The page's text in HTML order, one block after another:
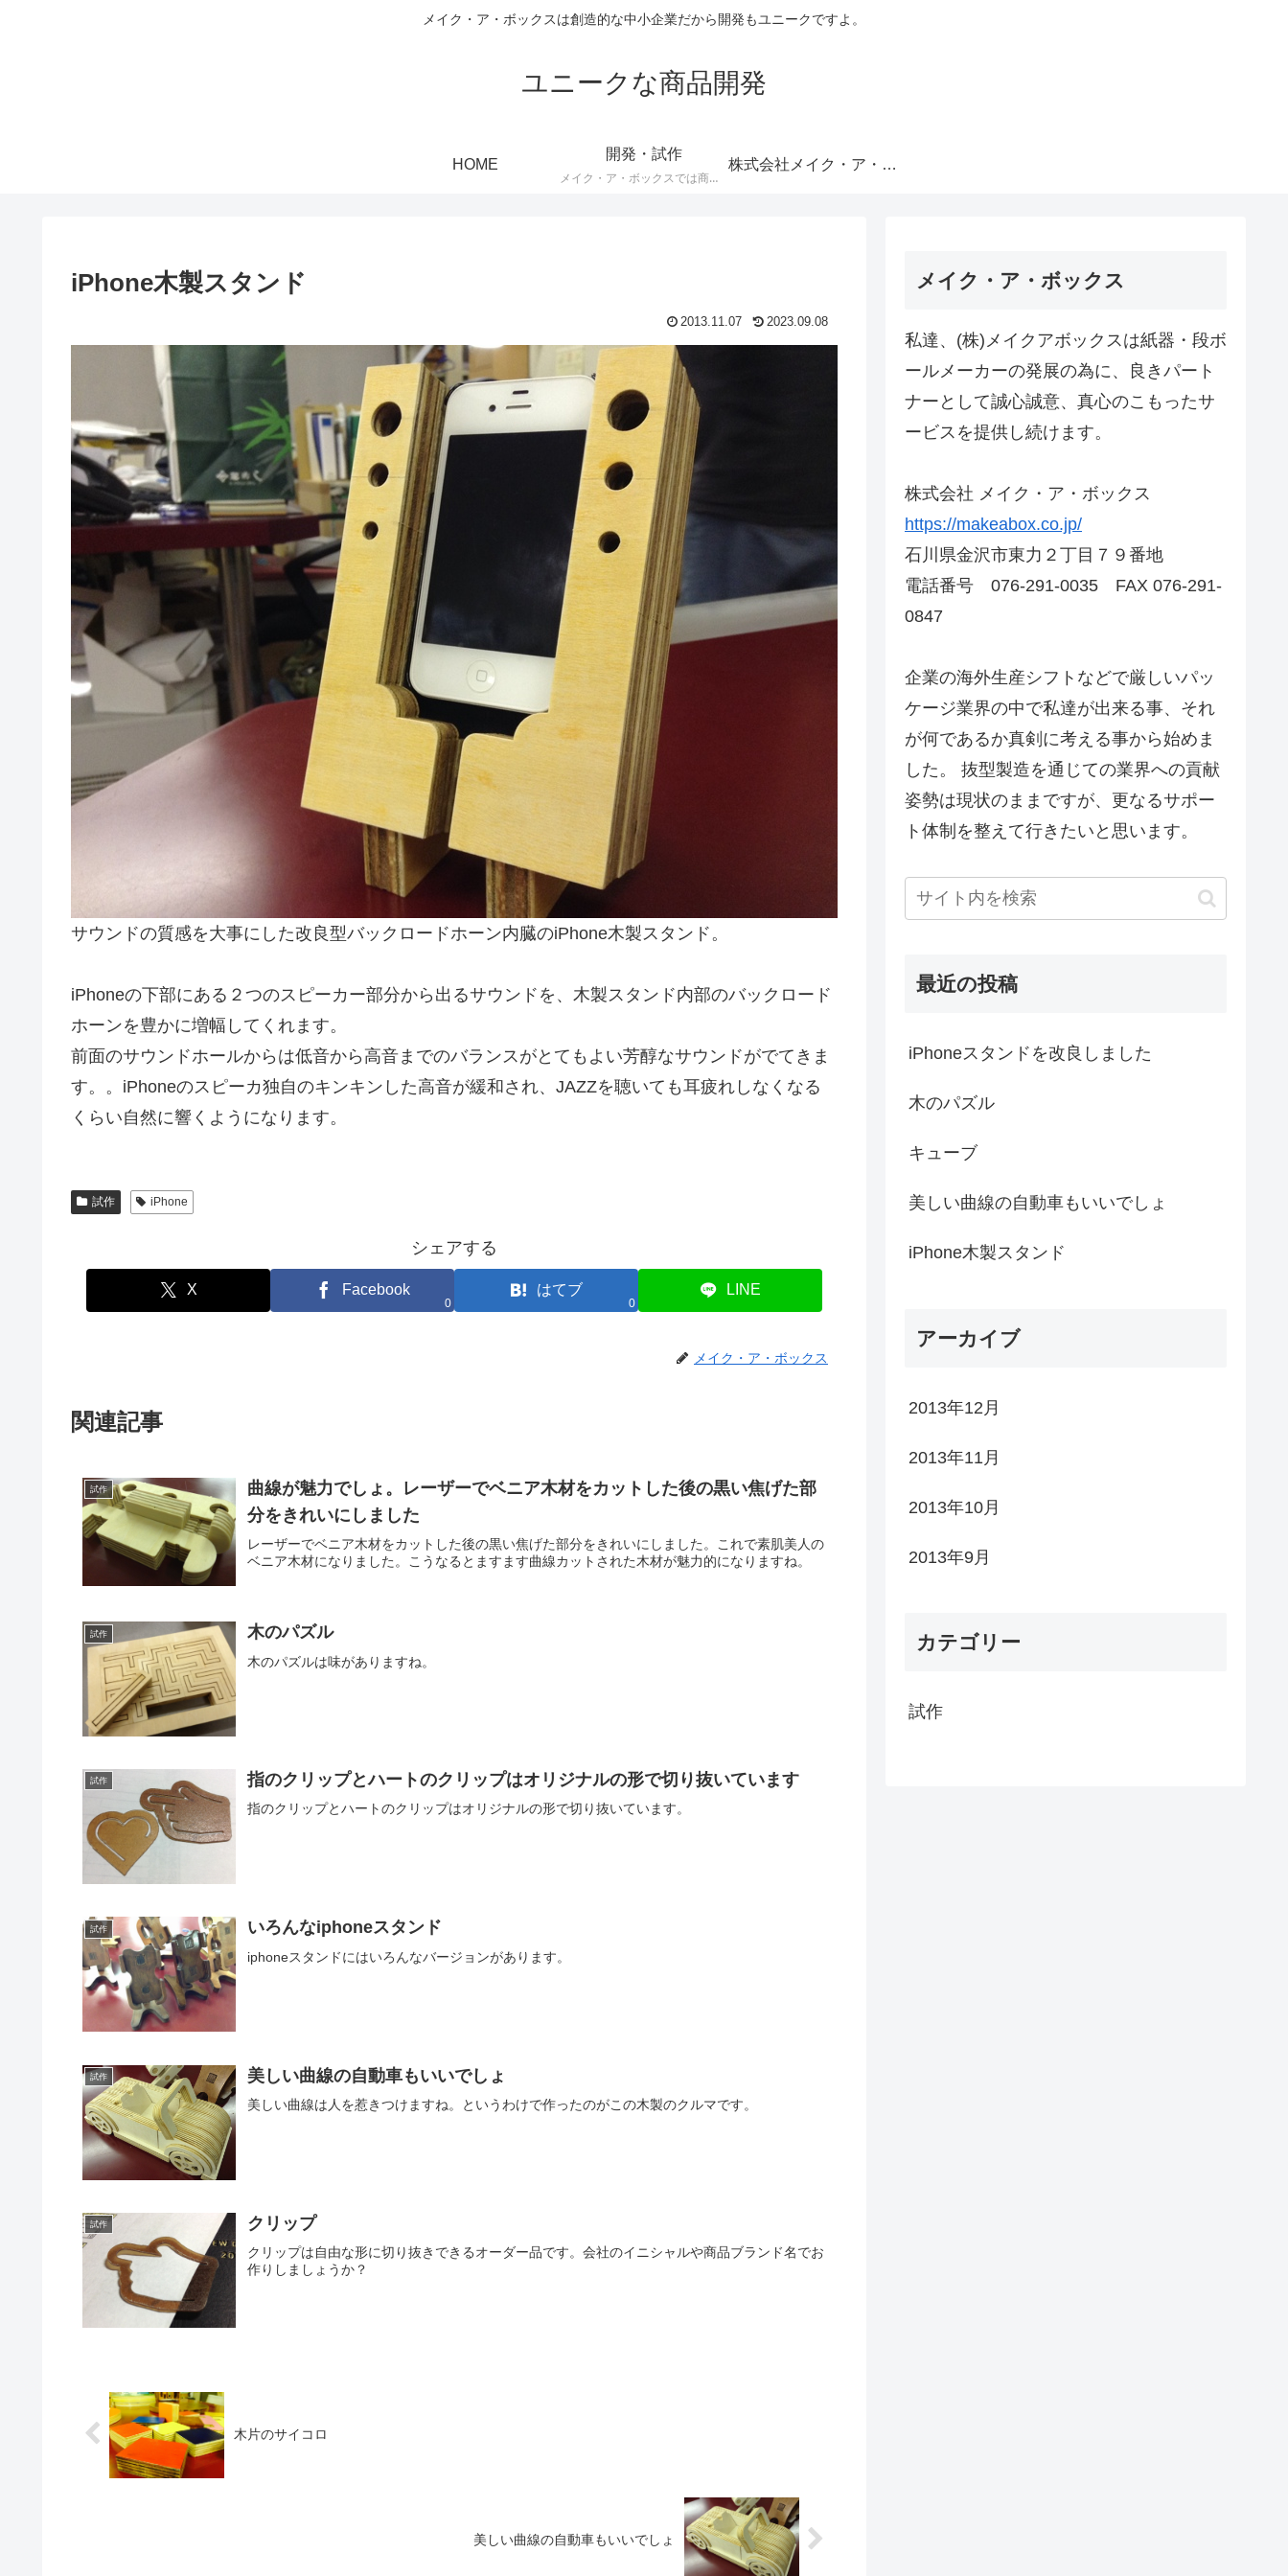
メイク・ア・ボックスは創造的な中小企業だから開発もユニークですよ。
ユニークな商品開発
HOME
開発・試作
メイク・ア・ボックスでは商品の開発や試作を続けています。
株式会社メイク・ア・ボックス
iPhone木製スタンド
2013.11.07 2023.09.08
サウンドの質感を大事にした改良型バックロードホーン内臓のiPhone木製スタンド。
iPhoneの下部にある２つのスピーカー部分から出るサウンドを、木製スタンド内部のバックロード
ホーンを豊かに増幅してくれます。
前面のサウンドホールからは低音から高音までのバランスがとてもよい芳醇なサウンドがでてきま
す。。iPhoneのスピーカ独自のキンキンした高音が緩和され、JAZZを聴いても耳疲れしなくなる
くらい自然に響くようになります。
試作 iPhone
シェアする
X Facebook
0
はてブ
0
LINE
メイク・ア・ボックス
関連記事
試作
曲線が魅力でしょ。レーザーでベニア木材をカットした後の黒い焦げた部
分をきれいにしました
レーザーでベニア木材をカットした後の黒い焦げた部分をきれいにしました。これで素肌美人の
ベニア木材になりました。こうなるとますます曲線カットされた木材が魅力的になりますね。
試作 木のパズル
木のパズルは味がありますね。
試作 指のクリップとハートのクリップはオリジナルの形で切り抜いています
指のクリップとハートのクリップはオリジナルの形で切り抜いています。
試作 いろんなiphoneスタンド
iphoneスタンドにはいろんなバージョンがあります。
試作 美しい曲線の自動車もいいでしょ
美しい曲線は人を惹きつけますね。というわけで作ったのがこの木製のクルマです。
試作 クリップ
クリップは自由な形に切り抜きできるオーダー品です。会社のイニシャルや商品ブランド名でお
作りしましょうか？
木片のサイコロ
美しい曲線の自動車もいいでしょ
メイク・ア・ボックス
私達、(株)メイクアボックスは紙器・段ボ
ールメーカーの発展の為に、良きパート
ナーとして誠心誠意、真心のこもったサ
ービスを提供し続けます。
株式会社 メイク・ア・ボックス
https://makeabox.co.jp/
石川県金沢市東力２丁目７９番地
電話番号 076-291-0035 FAX 076-291-
0847
企業の海外生産シフトなどで厳しいパッ
ケージ業界の中で私達が出来る事、それ
が何であるか真剣に考える事から始めま
した。 抜型製造を通じての業界への貢献
姿勢は現状のままですが、更なるサポー
ト体制を整えて行きたいと思います。
最近の投稿
iPhoneスタンドを改良しました
木のパズル
キューブ
美しい曲線の自動車もいいでしょ
iPhone木製スタンド
アーカイブ
2013年12月
2013年11月
2013年10月
2013年9月
カテゴリー
試作